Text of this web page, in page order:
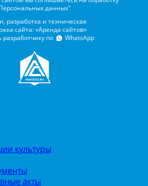
данных"
разработка и техническая
сайта: «Аренда сайтов»
разработчику по
WhatsApp
культуры
акты